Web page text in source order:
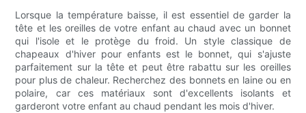
Lorsque la température baisse, il est essentiel de garder la
tête et les oreilles de votre enfant au chaud avec un bonnet
qui l'isole et le protège du froid. Un style classique de
chapeaux d'hiver pour enfants est le bonnet, qui s'ajuste
parfaitement sur la tête et peut être rabattu sur les oreilles
pour plus de chaleur. Recherchez des bonnets en laine ou en
polaire, car ces matériaux sont d'excellents isolants et
garderont votre enfant au chaud pendant les mois d'hiver.